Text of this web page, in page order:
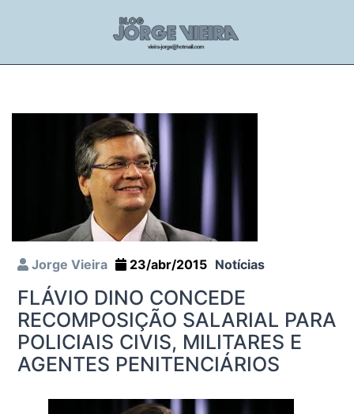
Jorge Vieira 23/abr/2015 Notícias
FLÁVIO DINO CONCEDE
RECOMPOSIÇÃO SALARIAL PARA
POLICIAIS CIVIS, MILITARES E
AGENTES PENITENCIÁRIOS